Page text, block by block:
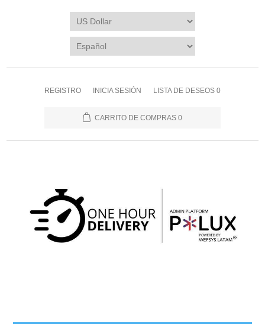
REGISTRO INICIA SESIÓN LISTA DE DESEOS 0
CARRITO DE COMPRAS 0